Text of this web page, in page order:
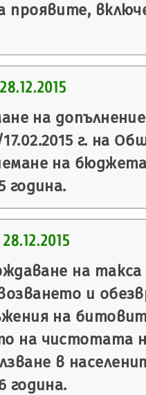
проявите,
на
г. на
на
година.
на такса
и
на
на чистотата
в
година.